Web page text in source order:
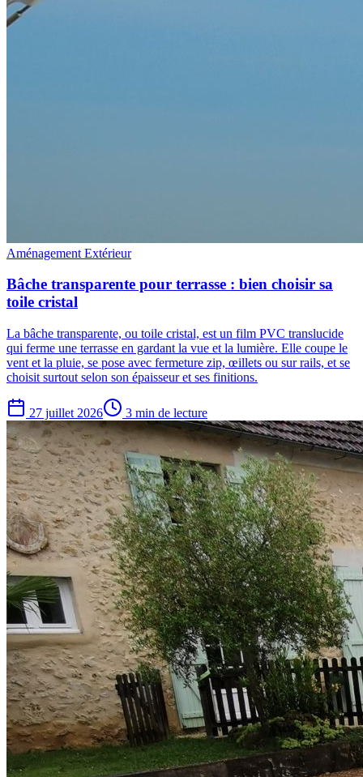
Aménagement Extérieur
Bâche transparente pour terrasse : bien choisir sa
toile cristal
La bâche transparente, ou toile cristal, est un film PVC translucide
qui ferme une terrasse en gardant la vue et la lumière. Elle coupe le
vent et la pluie, se pose avec fermeture zip, œillets ou sur rails, et se
choisit surtout selon son épaisseur et ses finitions.
27 juillet 2026 3 min de lecture